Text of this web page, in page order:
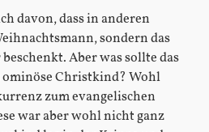
davon, dass in anderen
sondern das
Aber was sollte das
ominöse Christkind? Wohl
zum evangelischen
war aber wohl nicht ganz